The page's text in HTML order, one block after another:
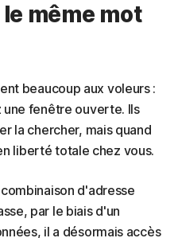
même mot
beaucoup aux voleurs :
une fenêtre ouverte. Ils
la chercher, mais quand
liberté totale chez vous.
d'adresse
par le biais d'un
il a désormais accès